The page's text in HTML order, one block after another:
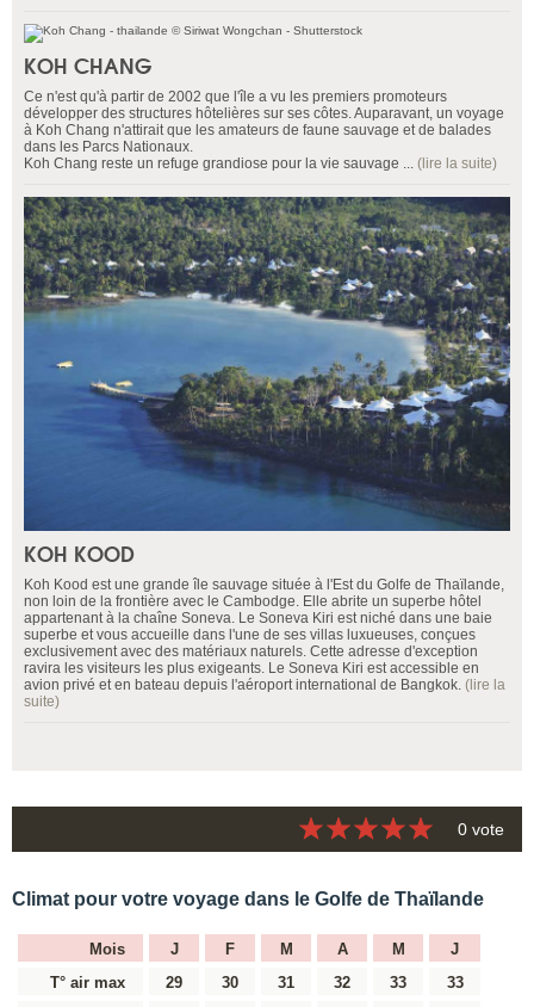
KOH CHANG
Ce n'est qu'à partir de 2002 que l'île a vu les premiers promoteurs
développer des structures hôtelières sur ses côtes. Auparavant, un voyage
à Koh Chang n'attirait que les amateurs de faune sauvage et de balades
dans les Parcs Nationaux.
Koh Chang reste un refuge grandiose pour la vie sauvage ... (lire la suite)
KOH KOOD
Koh Kood est une grande île sauvage située à l'Est du Golfe de Thaïlande,
non loin de la frontière avec le Cambodge. Elle abrite un superbe hôtel
appartenant à la chaîne Soneva. Le Soneva Kiri est niché dans une baie
superbe et vous accueille dans l'une de ses villas luxueuses, conçues
exclusivement avec des matériaux naturels. Cette adresse d'exception
ravira les visiteurs les plus exigeants. Le Soneva Kiri est accessible en
avion privé et en bateau depuis l'aéroport international de Bangkok. (lire la
suite)
0 vote
Climat pour votre voyage dans le Golfe de Thaïlande
Mois J F M A M
J
T° air max
29 30 31 32 33
33